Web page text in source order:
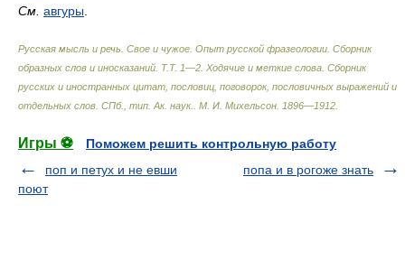
См. авгуры
Русская мысль и речь. Свое и чужое. Опыт русской фразеологии. Сборник
образных слов и иносказаний. Т.Т. 1—2. Ходячие и меткие слова. Сборник
русских и иностранных цитат, пословиц, поговорок, пословичных выражений и
отдельных слов. СПб., тип. Ак. наук.
М. И. Михельсон 1896—1912
Игры ⚽
Поможем решить контрольную работу
поп и петух и не евши
поют
попа и в рогоже знать